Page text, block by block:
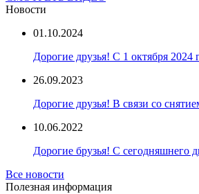
Новости
01.10.2024
Дорогие друзья! С 1 октября 2024
26.09.2023
Дорогие друзья! В связи со
10.06.2022
Дорогие брузья! С сегодняшнего
Все новости
Полезная информация